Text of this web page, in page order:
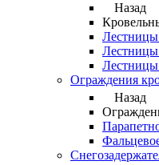
Назад
Лестницы
Лестницы
Ограждения
Назад